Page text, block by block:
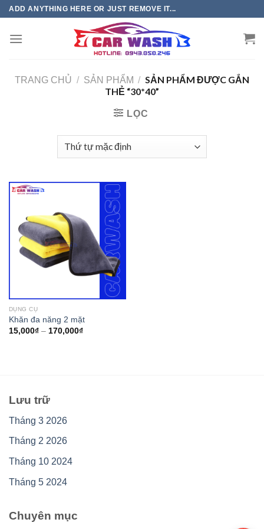
Chuyển
phần
ADD ANYTHING HERE OR JUST REMOVE IT...
TRANG CHỦ / SẢN PHẨM / SẢN PHẨM ĐƯỢC GẮN
THẺ “30*40”
LỌC
DỤNG CỤ
Khăn đa năng 2 mặt
15,000₫– 170,000₫
Lưu trữ
Tháng 3 2026
Tháng 2 2026
Tháng 10 2024
Tháng 5 2024
Chuyên mục